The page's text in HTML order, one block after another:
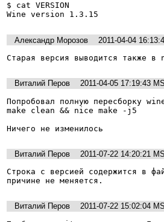
$ cat VERSION
Wine version 1.3.15
Александр Морозов
2011-04-04
Старая версия выводится также
Виталий Перов
2011-04-05 17:19:43
Попробовал полную пересборку
make clean && nice make -j5
Ничего не изменилось
Виталий Перов
2011-07-22 14:20:21
Строка с версией содержится в
причине не меняется.
Виталий Перов
2011-07-22 15:02:04